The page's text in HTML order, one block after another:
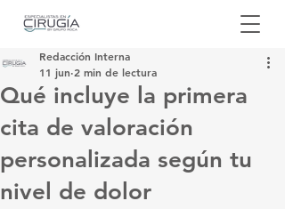
Qué incluye la primera
cita de valoración
personalizada según tu
nivel de dolor
Redacción Interna
11 jun 2 min de lectura